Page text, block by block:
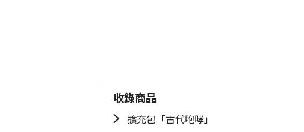
收錄商品
擴充包「古代咆哮」